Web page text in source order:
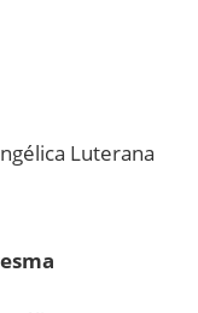
Luterana